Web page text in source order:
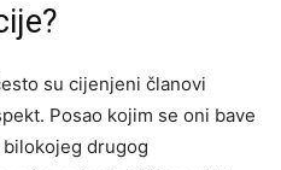
su cijenjeni članovi
Posao kojim se oni bave
drugog